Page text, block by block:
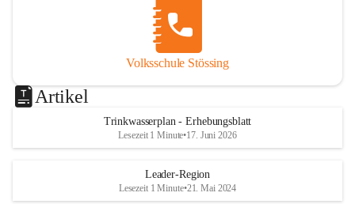
Volksschule Stössing
Artikel
Trinkwasserplan - Erhebungsblatt
Lesezeit 1 Minute•17. Juni 2026
Leader-Region
Lesezeit 1 Minute•21. Mai 2024